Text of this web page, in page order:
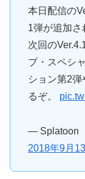
本日配信の
1弾が追加さ
次回の
ブ・スペシ
ション第2
るぞ。
— Splatoon
2018年9月